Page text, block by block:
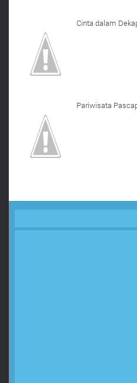
Cinta dalam
Pariwisata